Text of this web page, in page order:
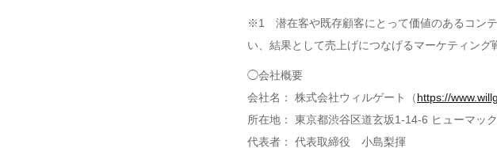
※1 潜在客や既存顧客にとって価値のあるコン
い、結果として売上げにつなげるマーケティング
◯会社概要
会社名： 株式会社ウィルゲート（https://
所在地： 東京都渋谷区道玄坂1-14-6 ヒューマッ
代表者： 代表取締役 小島梨揮